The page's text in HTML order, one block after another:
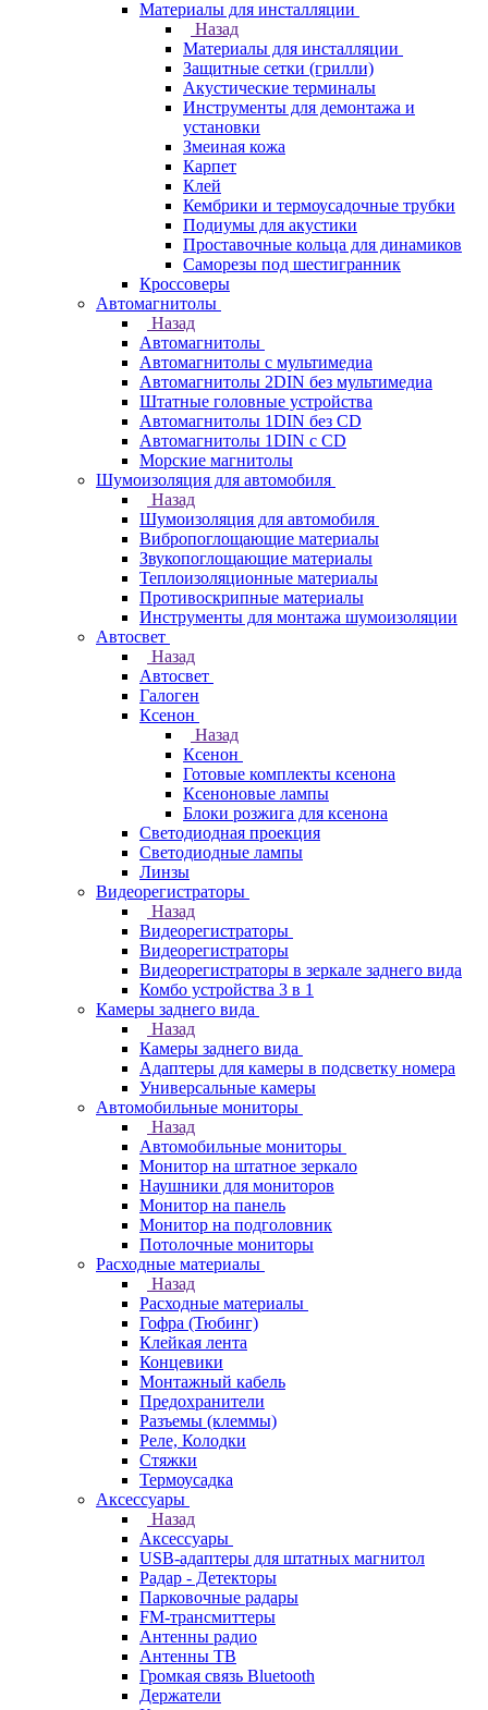
Материалы для инсталляции
Назад
Материалы для инсталляции
Защитные сетки (грилли)
Акустические терминалы
Инструменты для демонтажа и
установки
Змеиная кожа
Карпет
Клей
Кембрики и термоусадочные трубки
Подиумы для акустики
Проставочные кольца для динамиков
Саморезы под шестигранник
Кроссоверы
Автомагнитолы
Назад
Автомагнитолы
Автомагнитолы с мультимедиа
Автомагнитолы 2DIN без мультимедиа
Штатные головные устройства
Автомагнитолы 1DIN без CD
Автомагнитолы 1DIN с CD
Морские магнитолы
Шумоизоляция для автомобиля
Назад
Шумоизоляция для автомобиля
Вибропоглощающие материалы
Звукопоглощающие материалы
Теплоизоляционные материалы
Противоскрипные материалы
Инструменты для монтажа шумоизоляции
Автосвет
Назад
Автосвет
Галоген
Ксенон
Назад
Ксенон
Готовые комплекты ксенона
Ксеноновые лампы
Блоки розжига для ксенона
Светодиодная проекция
Светодиодные лампы
Линзы
Видеорегистраторы
Назад
Видеорегистраторы
Видеорегистраторы
Видеорегистраторы в зеркале заднего вида
Комбо устройства 3 в 1
Камеры заднего вида
Назад
Камеры заднего вида
Адаптеры для камеры в подсветку номера
Универсальные камеры
Автомобильные мониторы
Назад
Автомобильные мониторы
Монитор на штатное зеркало
Наушники для мониторов
Монитор на панель
Монитор на подголовник
Потолочные мониторы
Расходные материалы
Назад
Расходные материалы
Гофра (Тюбинг)
Клейкая лента
Концевики
Монтажный кабель
Предохранители
Разъемы (клеммы)
Реле, Колодки
Стяжки
Термоусадка
Аксессуары
Назад
Аксессуары
USB-адаптеры для штатных магнитол
Радар - Детекторы
Парковочные радары
FM-трансмиттеры
Антенны радио
Антенны ТВ
Громкая связь Bluetooth
Держатели